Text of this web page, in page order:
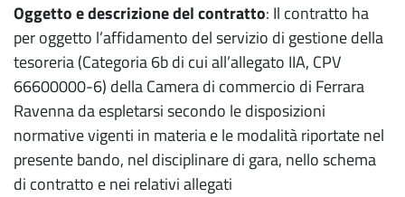
Oggetto e descrizione del contratto: Il contratto ha
per oggetto l’affidamento del servizio di gestione della
tesoreria (Categoria 6b di cui all’allegato IIA, CPV
66600000-6) della Camera di commercio di Ferrara
Ravenna da espletarsi secondo le disposizioni
normative vigenti in materia e le modalità riportate nel
presente bando, nel disciplinare di gara, nello schema
di contratto e nei relativi allegati